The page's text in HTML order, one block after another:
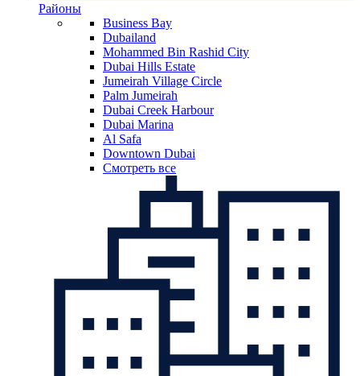
Районы
Business Bay
Dubailand
Mohammed Bin Rashid City
Dubai Hills Estate
Jumeirah Village Circle
Palm Jumeirah
Dubai Creek Harbour
Dubai Marina
Al Safa
Downtown Dubai
Смотреть все